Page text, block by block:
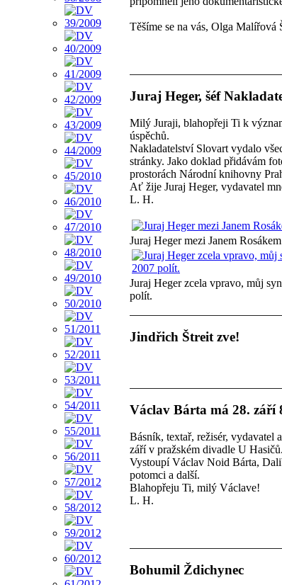
Těšíme se na vás, Olga Malířová
Juraj Heger, šéf
Milý Juraji, blahopřeji Ti k
úspěchů.
Nakladatelství Slovart vydalo
stránky. Jako doklad přidávám
prostorách Národní knihovny
Ať žije Juraj Heger, vydavatel
L. H.
Juraj Heger mezi Janem
Juraj Heger zcela vpravo, můj
polít.
Jindřich Štreit zve!
Václav Bárta má 28. září
Básník, textař, režisér, vydavatel
září v pražském divadle U Hasičů.
Vystoupí Václav Noid Bárta,
potomci a další.
Blahopřeju Ti, milý Václave!
L. H.
Bohumil Ždichynec